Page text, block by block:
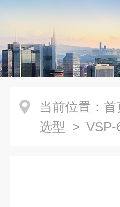
当前位置： 首
选型 > VSP-